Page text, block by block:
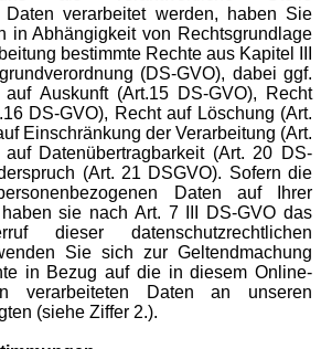
Daten verarbeitet werden, haben Sie
in Abhängigkeit von Rechtsgrundlage
bestimmte Rechte aus Kapitel III
(DS-GVO), dabei ggf.
Auskunft (Art.15 DS-GVO), Recht
DS-GVO), Recht auf Löschung (Art.
Einschränkung der Verarbeitung (Art.
Datenübertragbarkeit (Art. 20 DS-
(Art. 21 DSGVO). Sofern die
Daten auf Ihrer
sie nach Art. 7 III DS-GVO das
dieser datenschutzrechtlichen
Sie sich zur Geltendmachung
in Bezug auf die in diesem Online-
verarbeiteten Daten an unseren
(siehe Ziffer 2.).